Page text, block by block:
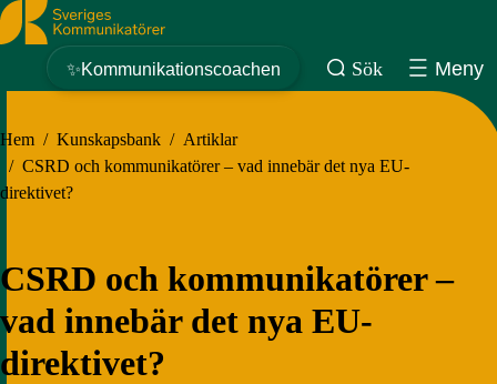
Sveriges Kommunikatörer
✨Kommunikationscoachen Sök Meny
Hem / Kunskapsbank / Artiklar
/ CSRD och kommunikatörer – vad innebär det nya EU-
direktivet?
CSRD och kommunikatörer –
vad innebär det nya EU-
direktivet?